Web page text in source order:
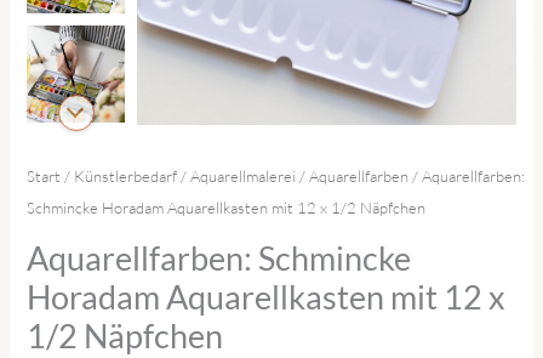
Start / Künstlerbedarf /Aquarellmalerei /Aquarellfarben / Aquarellfarben:
Schmincke Horadam Aquarellkasten mit 12 x 1/2 Näpfchen
Aquarellfarben: Schmincke
Horadam Aquarellkasten mit 12 x
1/2 Näpfchen